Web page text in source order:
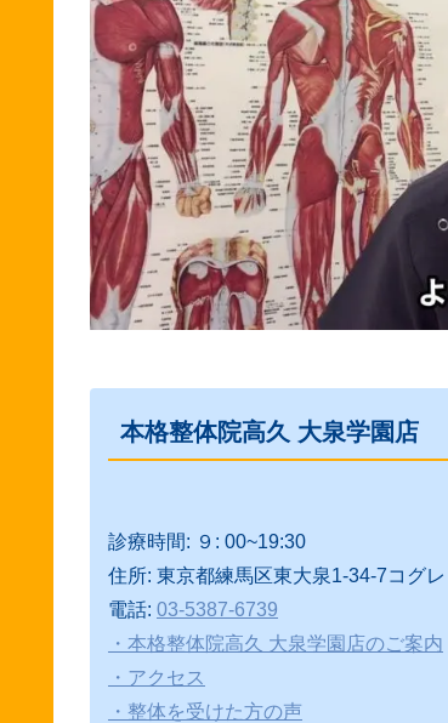
本格整体院高久 大泉学園店
診療時間: ９: 00~19:30
住所: 東京都練馬区東大泉1-34-7コグ
電話: 03-5387-6739
・本格整体院高久 大泉学園店のご案内
・アクセス
・整体を受けた方の声